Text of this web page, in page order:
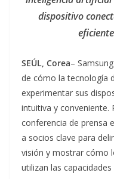
dispositivo
SEÚL, Corea–
de cómo la tecnología
experimentar sus
intuitiva y conveniente.
conferencia de prensa
a socios clave para
visión y mostrar cómo
utilizan las